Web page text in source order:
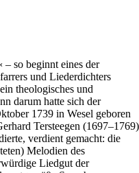
so beginnt eines der
und Liederdichters
theologisches und
darum hatte sich der
1739 in Wesel geboren
Tersteegen (1697–1769)
verdient gemacht: die
Melodien des
Liedgut der